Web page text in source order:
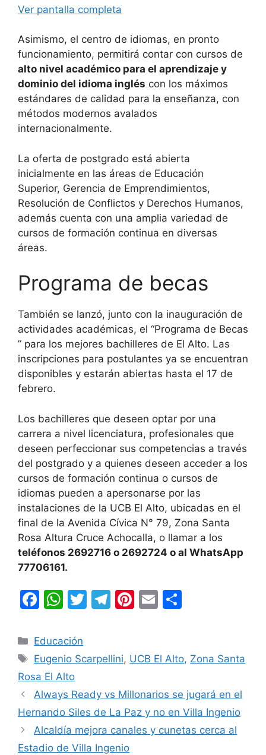
Ver pantalla completa
Asimismo, el centro de idiomas, en pronto
funcionamiento, permitirá contar con cursos de
alto nivel académico para el aprendizaje y
dominio del idioma inglés con los máximos
estándares de calidad para la enseñanza, con
métodos modernos avalados
internacionalmente.
La oferta de postgrado está abierta
inicialmente en las áreas de Educación
Superior, Gerencia de Emprendimientos,
Resolución de Conflictos y Derechos Humanos,
además cuenta con una amplia variedad de
cursos de formación continua en diversas
áreas.
Programa de becas
También se lanzó, junto con la inauguración de
actividades académicas, el “Programa de Becas
” para los mejores bachilleres de El Alto. Las
inscripciones para postulantes ya se encuentran
disponibles y estarán abiertas hasta el 17 de
febrero.
Los bachilleres que deseen optar por una
carrera a nivel licenciatura, profesionales que
deseen perfeccionar sus competencias a través
del postgrado y a quienes deseen acceder a los
cursos de formación continua o cursos de
idiomas pueden a apersonarse por las
instalaciones de la UCB El Alto, ubicadas en el
final de la Avenida Cívica N° 79, Zona Santa
Rosa Altura Cruce Achocalla, o llamar a los
teléfonos 2692716 o 2692724 o al WhatsApp
77706161.
F
c
e
b
o
o
k
W
at
s
A
p
p
T
er
T
gr
m
Pi
e
E
l
p
tir
Categorías
Educación
Etiquetas
Eugenio Scarpellini, UCB El Alto, Zona Santa
Rosa El Alto
Always Ready vs Millonarios se jugará en el
Hernando Siles de La Paz y no en Villa Ingenio
Alcaldía mejora canales y cunetas cerca al
Estadio de Villa Ingenio